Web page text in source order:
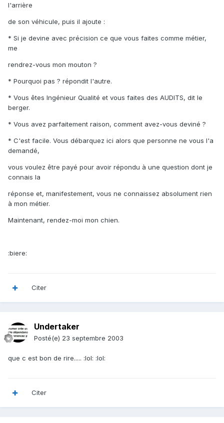
l'arrière
de son véhicule, puis il ajoute :
* Si je devine avec précision ce que vous faites comme métier,
me
rendrez-vous mon mouton ?
* Pourquoi pas ? répondit l'autre.
* Vous êtes Ingénieur Qualité et vous faites des AUDITS, dit le
berger.
* Vous avez parfaitement raison, comment avez-vous deviné ?
* C'est facile. Vous débarquez ici alors que personne ne vous l'a
demandé,
vous voulez être payé pour avoir répondu à une question dont je
connais la
réponse et, manifestement, vous ne connaissez absolument rien
à mon métier.
Maintenant, rendez-moi mon chien.
:biere:
Citer
Undertaker
Posté(e) 23 septembre 2003
que c est bon de rire..... :lol: :lol:
Citer